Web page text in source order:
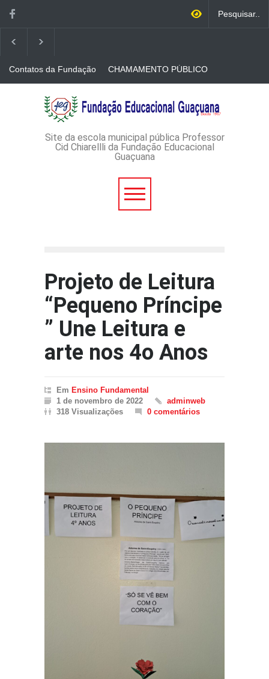
Contatos da Fundação
CHAMAMENTO PÚBLICO
CREDENCIAMENTO DE
IMPRESSOS
AVISO DE DISPENSA DE
LICITAÇÃO - DISPENSA DE
LICITAÇÃO Nº 53/2026-
ADMINISTRATIVO Nº
Site da escola municipal pública Professor
Cid Chiarellli da Fundação Educacional
Guaçuana
Projeto de Leitura
“Pequeno Príncipe
” Une Leitura e
arte nos 4o Anos
Em Ensino Fundamental
1 de novembro de 2022
adminweb
318 Visualizações
0 comentários